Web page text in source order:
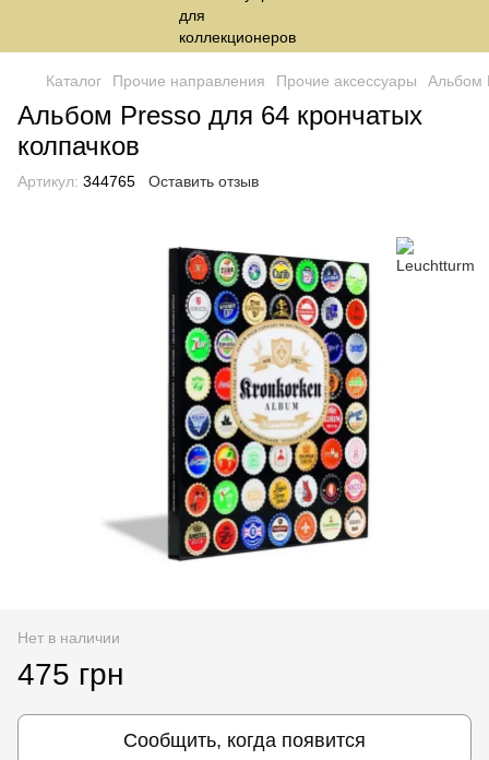
Каталог Прочие направления Прочие аксессуары Альбом
Альбом Presso для 64 крончатых
колпачков
Артикул: 344765 Оставить отзыв
Нет в наличии
475 грн
Сообщить, когда появится